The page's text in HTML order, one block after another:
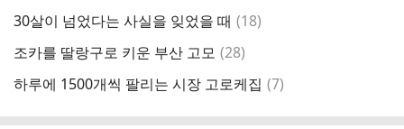
30살이 넘었다는 사실을 잊었을 때 댓
(18)
조카를 딸랑구로 키운 부산 고모 댓
(28)
하루에 1500개씩 팔리는 시장 고로케집 댓
(7)